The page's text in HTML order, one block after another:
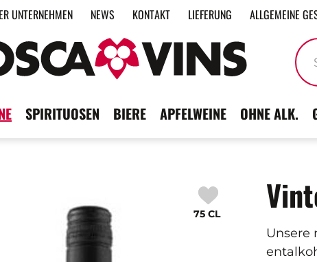
UNTERNEHMEN NEWS KONTAKT LIEFERUNG ALLGEMEINE
SPIRITUOSEN BIERE APFELWEINE OHNE ALK.
75 CL
Unsere